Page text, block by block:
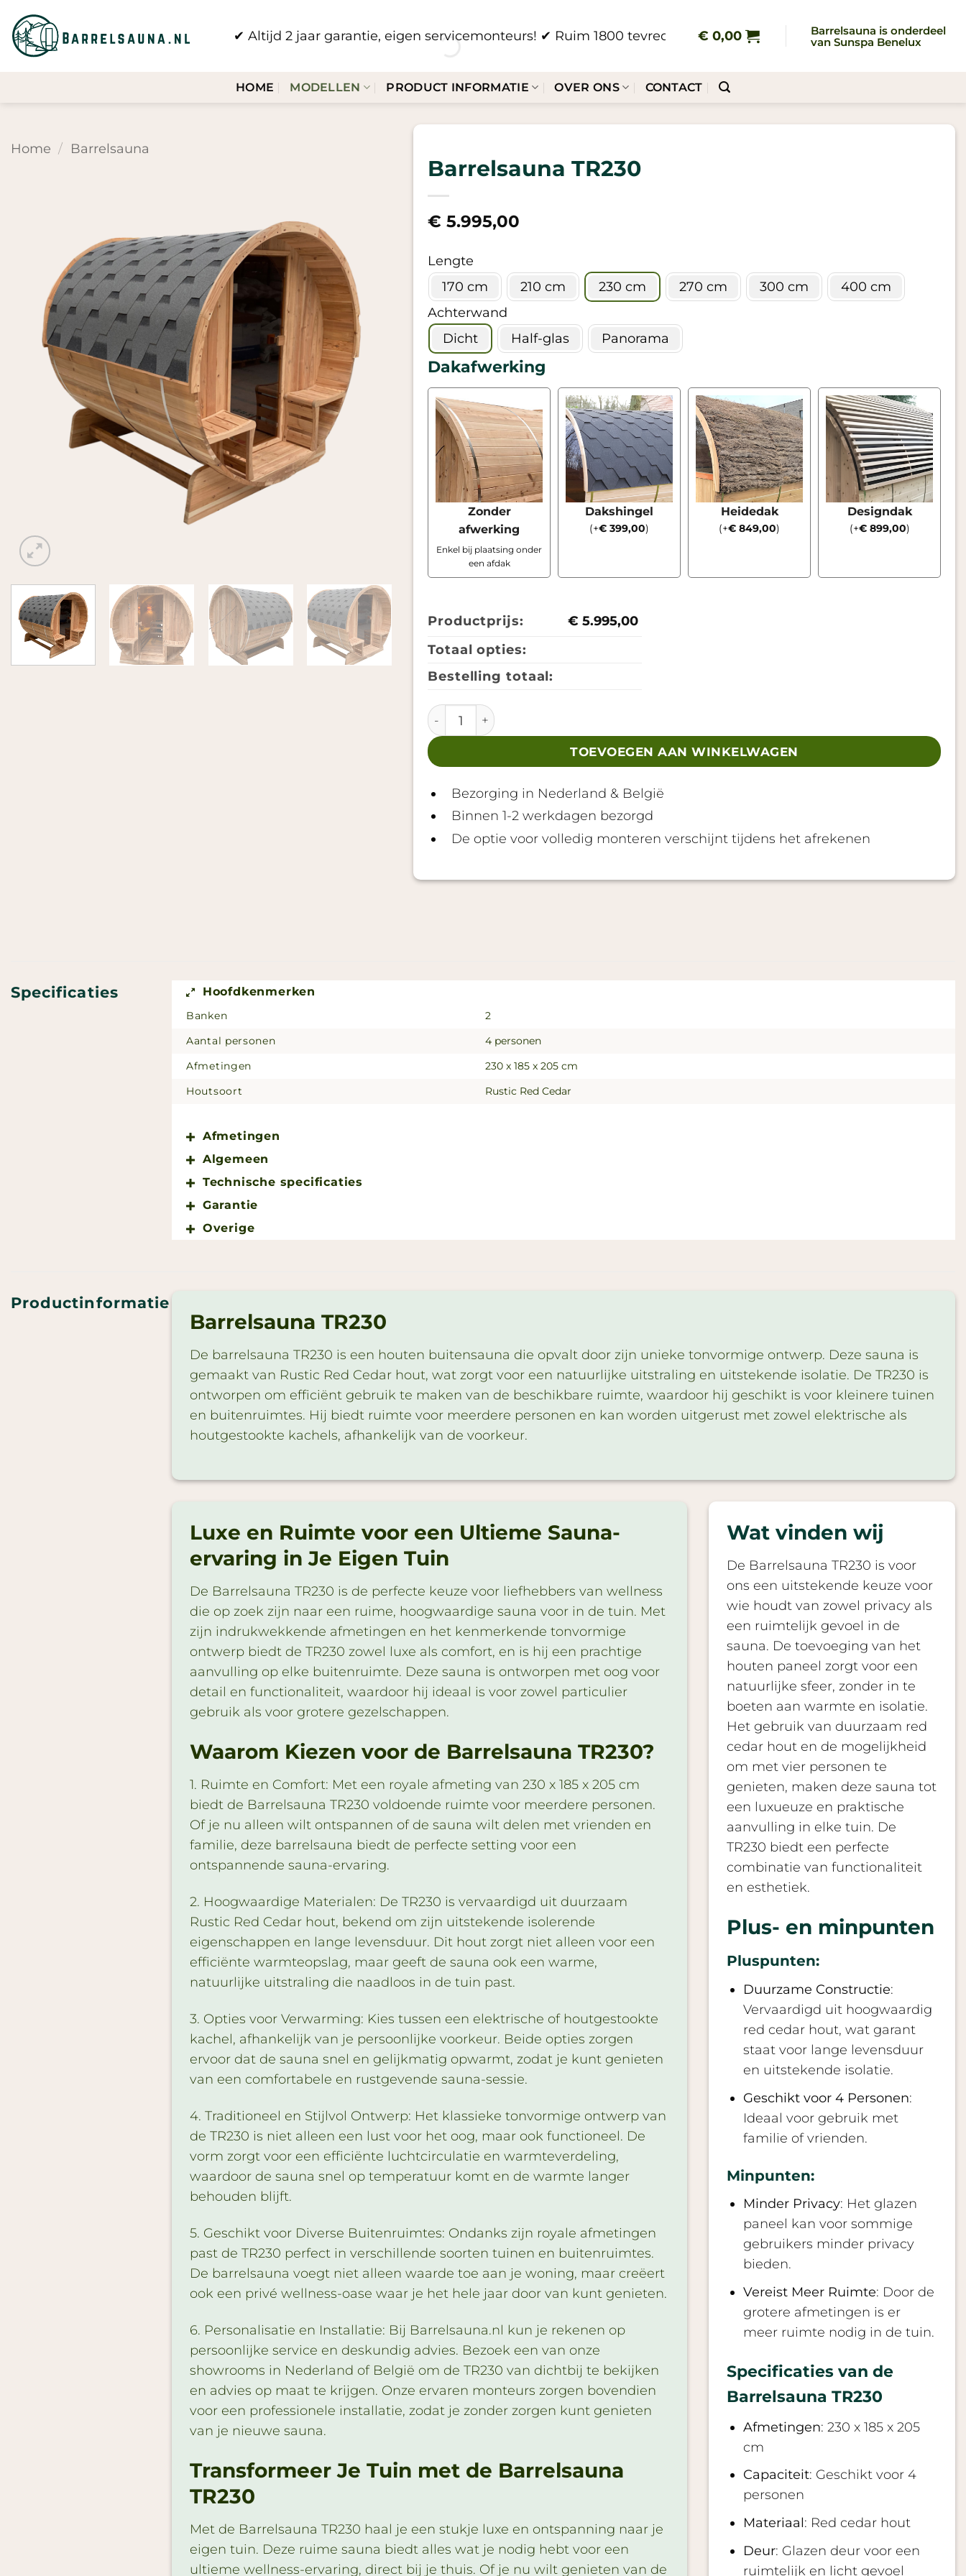
naar
inhoud
✔ Altijd 2 jaar garantie, eigen servicemonteurs! ✔ Ruim 1800 tevreden klanten gingen u voor! ✔ Grote voorraad,
€ 0,00
Barrelsauna is onderdeel
van Sunspa Benelux
HOME MODELLEN PRODUCT INFORMATIE OVER ONS CONTACT
Home / Barrelsauna
Barrelsauna TR230
€ 5.995,00
Lengte
170 cm
210 cm 230 cm 270 cm 300 cm
400 cm
Achterwand
Dicht
Half-glas Panorama
Dakafwerking
Zonder
afwerking
Enkel bij plaatsing onder
een afdak
Dakshingel
(+€ 399,00)
Heidedak
(+€ 849,00)
Designdak
(+€899,00)
Productprijs: € 5.995,00
Totaal opties:
Bestelling totaal:
Barrelsauna TR230 aantal
TOEVOEGEN AAN WINKELWAGEN
Bezorging in Nederland & België
Binnen 1-2 werkdagen bezorgd
De optie voor volledig monteren verschijnt tijdens het afrekenen
Specificaties Hoofdkenmerken
Banken
2
Aantal personen
4 personen
Afmetingen
230 x 185 x 205 cm
Houtsoort
Rustic Red Cedar
Afmetingen
Algemeen
Technische specificaties
Garantie
Overige
Productinformatie
Barrelsauna TR230
De barrelsauna TR230 is een houten buitensauna die opvalt door zijn unieke tonvormige ontwerp. Deze sauna is
gemaakt van Rustic Red Cedar hout, wat zorgt voor een natuurlijke uitstraling en uitstekende isolatie. De TR230 is
ontworpen om efficiënt gebruik te maken van de beschikbare ruimte, waardoor hij geschikt is voor kleinere tuinen
en buitenruimtes. Hij biedt ruimte voor meerdere personen en kan worden uitgerust met zowel elektrische als
houtgestookte kachels, afhankelijk van de voorkeur.
Luxe en Ruimte voor een Ultieme Sauna-
ervaring in Je Eigen Tuin
De Barrelsauna TR230 is de perfecte keuze voor liefhebbers van wellness
die op zoek zijn naar een ruime, hoogwaardige sauna voor in de tuin. Met
zijn indrukwekkende afmetingen en het kenmerkende tonvormige
ontwerp biedt de TR230 zowel luxe als comfort, en is hij een prachtige
aanvulling op elke buitenruimte. Deze sauna is ontworpen met oog voor
detail en functionaliteit, waardoor hij ideaal is voor zowel particulier
gebruik als voor grotere gezelschappen.
Waarom Kiezen voor de Barrelsauna TR230?
1. Ruimte en Comfort: Met een royale afmeting van 230 x 185 x 205 cm
biedt de Barrelsauna TR230 voldoende ruimte voor meerdere personen.
Of je nu alleen wilt ontspannen of de sauna wilt delen met vrienden en
familie, deze barrelsauna biedt de perfecte setting voor een
ontspannende sauna-ervaring.
2. Hoogwaardige Materialen: De TR230 is vervaardigd uit duurzaam
Rustic Red Cedar hout, bekend om zijn uitstekende isolerende
eigenschappen en lange levensduur. Dit hout zorgt niet alleen voor een
efficiënte warmteopslag, maar geeft de sauna ook een warme,
natuurlijke uitstraling die naadloos in de tuin past.
3. Opties voor Verwarming: Kies tussen een elektrische of houtgestookte
kachel, afhankelijk van je persoonlijke voorkeur. Beide opties zorgen
ervoor dat de sauna snel en gelijkmatig opwarmt, zodat je kunt genieten
van een comfortabele en rustgevende sauna-sessie.
4. Traditioneel en Stijlvol Ontwerp: Het klassieke tonvormige ontwerp van
de TR230 is niet alleen een lust voor het oog, maar ook functioneel. De
vorm zorgt voor een efficiënte luchtcirculatie en warmteverdeling,
waardoor de sauna snel op temperatuur komt en de warmte langer
behouden blijft.
5. Geschikt voor Diverse Buitenruimtes: Ondanks zijn royale afmetingen
past de TR230 perfect in verschillende soorten tuinen en buitenruimtes.
De barrelsauna voegt niet alleen waarde toe aan je woning, maar creëert
ook een privé wellness-oase waar je het hele jaar door van kunt genieten.
6. Personalisatie en Installatie: Bij Barrelsauna.nl kun je rekenen op
persoonlijke service en deskundig advies. Bezoek een van onze
showrooms in Nederland of België om de TR230 van dichtbij te bekijken
en advies op maat te krijgen. Onze ervaren monteurs zorgen bovendien
voor een professionele installatie, zodat je zonder zorgen kunt genieten
van je nieuwe sauna.
Transformeer Je Tuin met de Barrelsauna
TR230
Met de Barrelsauna TR230 haal je een stukje luxe en ontspanning naar je
eigen tuin. Deze ruime sauna biedt alles wat je nodig hebt voor een
ultieme wellness-ervaring, direct bij je thuis. Of je nu wilt genieten van de
Wat vinden wij
De Barrelsauna TR230 is voor
ons een uitstekende keuze voor
wie houdt van zowel privacy als
een ruimtelijk gevoel in de
sauna. De toevoeging van het
houten paneel zorgt voor een
natuurlijke sfeer, zonder in te
boeten aan warmte en isolatie.
Het gebruik van duurzaam red
cedar hout en de mogelijkheid
om met vier personen te
genieten, maken deze sauna tot
een luxueuze en praktische
aanvulling in elke tuin. De
TR230 biedt een perfecte
combinatie van functionaliteit
en esthetiek.
Plus- en minpunten
Pluspunten:
Duurzame Constructie:
Vervaardigd uit hoogwaardig
red cedar hout, wat garant
staat voor lange levensduur
en uitstekende isolatie.
Geschikt voor 4 Personen:
Ideaal voor gebruik met
familie of vrienden.
Minpunten:
Minder Privacy: Het glazen
paneel kan voor sommige
gebruikers minder privacy
bieden.
Vereist Meer Ruimte: Door de
grotere afmetingen is er
meer ruimte nodig in de tuin.
Specificaties van de
Barrelsauna TR230
Afmetingen: 230 x 185 x 205
cm
Capaciteit: Geschikt voor 4
personen
Materiaal: Red cedar hout
Deur: Glazen deur voor een
ruimtelijk en licht gevoel